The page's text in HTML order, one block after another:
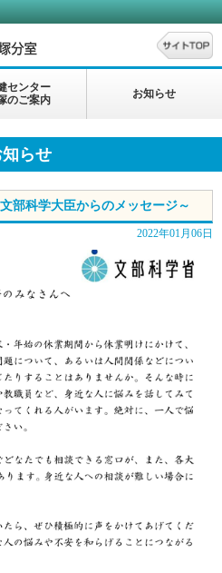
センター
のご案内
お知らせ
知らせ
部科学大臣からのメッセージ～
2022年01月06日